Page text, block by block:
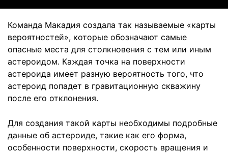
Команда Макадия создала так называемые «карты
вероятностей», которые обозначают самые
опасные места для столкновения с тем или иным
астероидом. Каждая точка на поверхности
астероида имеет разную вероятность того, что
астероид попадет в гравитационную скважину
после его отклонения.
Для создания такой карты необходимы подробные
данные об астероиде, такие как его форма,
особенности поверхности, скорость вращения и